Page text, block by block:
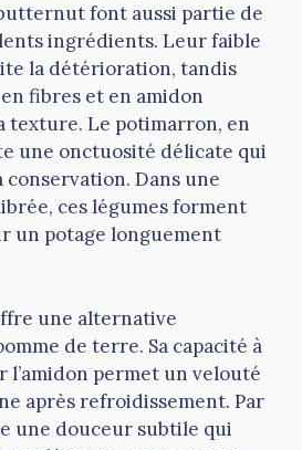
font aussi partie de
ingrédients. Leur faible
la détérioration, tandis
fibres et en amidon
texture. Le potimarron, en
une onctuosité délicate qui
conservation. Dans une
ces légumes forment
un potage longuement
une alternative
de terre. Sa capacité à
permet un velouté
après refroidissement. Par
une douceur subtile qui